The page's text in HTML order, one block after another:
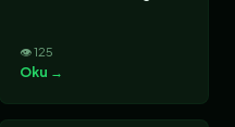
👁 125
Oku →